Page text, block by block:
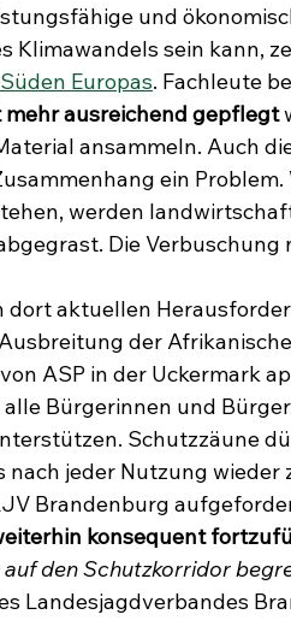
und
Klimawandels sein kann,
Europas. Fachleute
ausreichend gepflegt
ansammeln. Auch
ein Problem.
werden
Die Verbuschung
dort aktuellen
der
ASP in der Uckermark
alle Bürgerinnen und
Schutzzäune
jeder Nutzung wieder
Brandenburg
konsequent
den Schutzkorridor
Landesjagdverbandes